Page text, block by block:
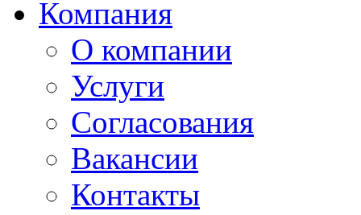
Компания
О компании
Услуги
Согласования
Вакансии
Контакты